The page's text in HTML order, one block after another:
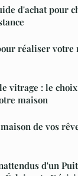
d'achat pour
réaliser votre
vitrage : le
maison
de vos
d'un